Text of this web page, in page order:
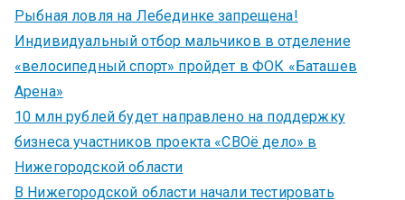
Рыбная ловля на Лебединке запрещена!
Индивидуальный отбор мальчиков в отделение
«велосипедный спорт» пройдет в ФОК «Баташев
Арена»
10 млн рублей будет направлено на поддержку
бизнеса участников проекта «СВОё дело» в
Нижегородской области
В Нижегородской области начали тестировать